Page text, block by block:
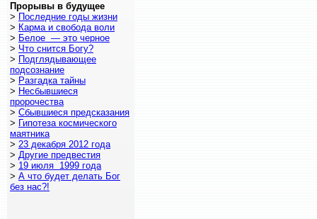
Прорывы в будущее
> Последние годы жизни
> Карма и свобода воли
> Белое — это черное
> Что снится Богу?
> Подглядывающее
подсознание
> Разгадка тайны
> Несбывшиеся
пророчества
> Сбывшиеся предсказания
> Гипотеза космического
маятника
> 23 декабря 2012 года
> Другие предвестия
> 19 июля 1999 года
> А что будет делать Бог
без нас?!